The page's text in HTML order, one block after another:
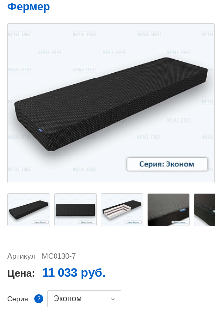
Фермер
Артикул MC0130-7
Цена: 11 033 руб.
Серия: Эконом